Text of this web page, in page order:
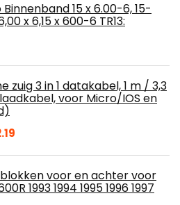
15 x 6.00-6, 15-
x 6,15 x 600-6 TR13:
zuig 3 in 1 datakabel, 1 m / 3,3
voor Micro/IOS en
through
€12.19
voor en achter voor
1993 1994 1995 1996 1997